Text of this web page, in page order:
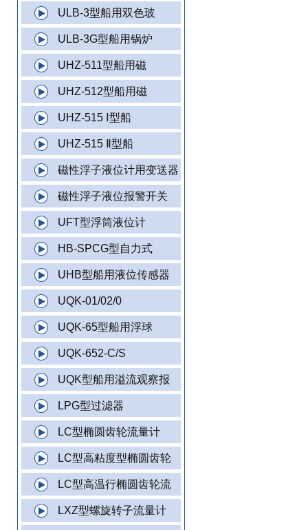
ULB-3型船用双色玻
ULB-3G型船用锅炉
UHZ-511型船用磁
UHZ-512型船用磁
UHZ-515 Ⅰ型船
UHZ-515 Ⅱ型船
磁性浮子液位计用变送器
磁性浮子液位报警开关
UFT型浮筒液位计
HB-SPCG型自力式
UHB型船用液位传感器
UQK-01/02/0
UQK-65型船用浮球
UQK-652-C/S
UQK型船用溢流观察报
LPG型过滤器
LC型椭圆齿轮流量计
LC型高粘度型椭圆齿轮
LC型高温行椭圆齿轮流
LXZ型螺旋转子流量计